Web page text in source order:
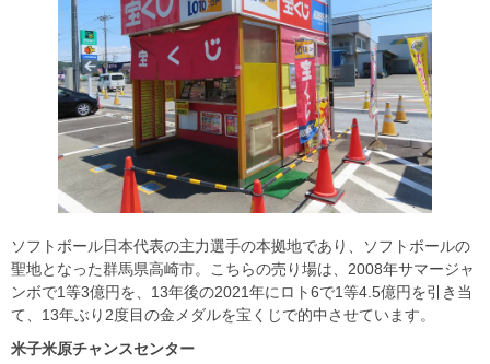
ソフトボール日本代表の主力選手の本拠地であり、ソフトボールの
聖地となった群馬県高崎市。こちらの売り場は、2008年サマージャ
ンボで1等3億円を、13年後の2021年にロト6で1等4.5億円を引き当
て、13年ぶり2度目の金メダルを宝くじで的中させています。
米子米原チャンスセンター